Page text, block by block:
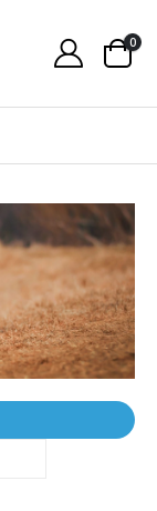
0